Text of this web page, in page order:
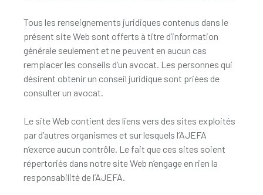
Tous les renseignements juridiques contenus dans le
présent site Web sont offerts à titre d’information
générale seulement et ne peuvent en aucun cas
remplacer les conseils d’un avocat. Les personnes qui
désirent obtenir un conseil juridique sont priées de
consulter un avocat.
Le site Web contient des liens vers des sites exploités
par d’autres organismes et sur lesquels l’AJEFA
n’exerce aucun contrôle. Le fait que ces sites soient
répertoriés dans notre site Web n’engage en rien la
responsabilité de l’AJEFA.